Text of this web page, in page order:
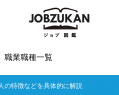
職業職種一覧
の特徴などを具体的に解説